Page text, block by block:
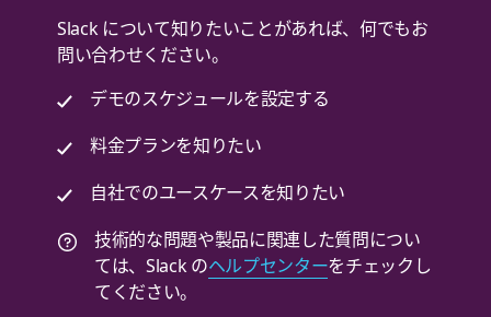
Slack について知りたいことがあれば、何でもお
問い合わせください。
デモのスケジュールを設定する
料金プランを知りたい
自社でのユースケースを知りたい
技術的な問題や製品に関連した質問につい
ては、Slack のヘルプセンターをチェックし
てください。